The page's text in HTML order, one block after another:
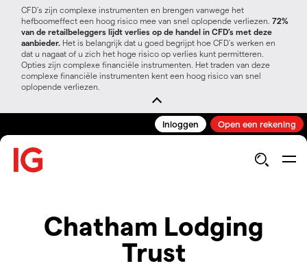
CFD’s zijn complexe instrumenten en brengen vanwege het
hefboomeffect een hoog risico mee van snel oplopende verliezen. 72%
van de retailbeleggers lijdt verlies op de handel in CFD’s met deze
aanbieder. Het is belangrijk dat u goed begrijpt hoe CFD's werken en
dat u nagaat of u zich het hoge risico op verlies kunt permitteren.
Opties zijn complexe financiële instrumenten. Het traden van deze
complexe financiële instrumenten kent een hoog risico van snel
oplopende verliezen.
Inloggen Open een rekening
Chatham Lodging
Trust